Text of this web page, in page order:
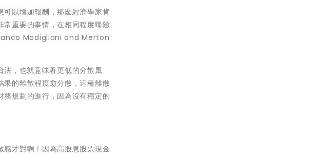
可以增加報酬，那麼經濟學家肯
重要的事情，在相同程度曝險
Franco Modigliani and Merton
，也就意味著更低的分散風
的離散程度愈分散，這種離散
規劃的進行，因為沒有穩定的
才對啊！因為高股息股票現金